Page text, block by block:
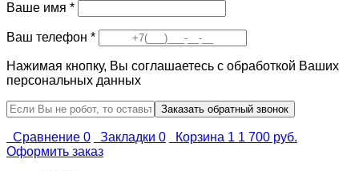
Ваше имя *
Ваш телефон *
Нажимая кнопку, Вы соглашаетесь с обработкой Ваших
персональных данных
Сравнение 0 Закладки 0 Корзина 1 1 700 руб.
Оформить заказ